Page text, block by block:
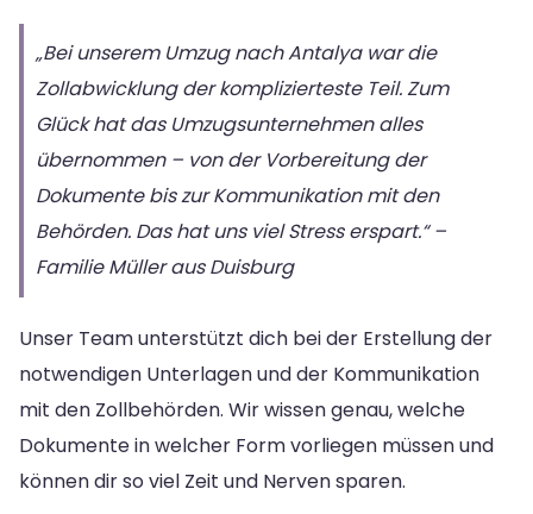
„Bei unserem Umzug nach Antalya war die
Zollabwicklung der komplizierteste Teil. Zum
Glück hat das Umzugsunternehmen alles
übernommen – von der Vorbereitung der
Dokumente bis zur Kommunikation mit den
Behörden. Das hat uns viel Stress erspart.“ –
Familie Müller aus Duisburg
Unser Team unterstützt dich bei der Erstellung der
notwendigen Unterlagen und der Kommunikation
mit den Zollbehörden. Wir wissen genau, welche
Dokumente in welcher Form vorliegen müssen und
können dir so viel Zeit und Nerven sparen.